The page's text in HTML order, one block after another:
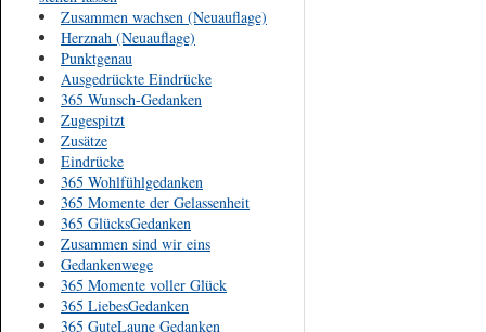
Zusammen wachsen (Neuauflage)
Herznah (Neuauflage)
Punktgenau
Ausgedrückte Eindrücke
365 Wunsch-Gedanken
Zugespitzt
Zusätze
Eindrücke
365 Wohlfühlgedanken
365 Momente der Gelassenheit
365 GlücksGedanken
Zusammen sind wir eins
Gedankenwege
365 Momente voller Glück
365 LiebesGedanken
365 GuteLaune Gedanken